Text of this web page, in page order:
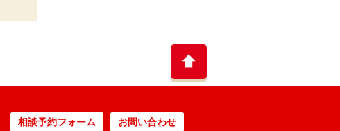
相談予約フォーム お問い合わせ